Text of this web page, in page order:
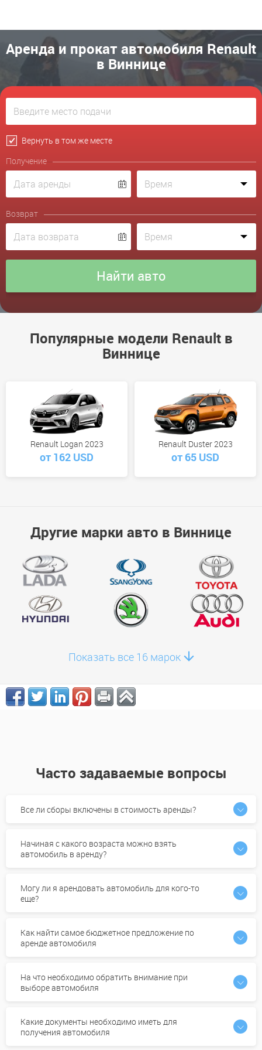
Аренда и прокат автомобиля Renault
в Виннице
Вернуть в том же месте
Получение
Возврат
Популярные модели Renault в
Виннице
Renault Logan 2023
от 162 USD
Renault Duster 2023
от 65 USD
Другие марки авто в Виннице
Показать все 16 марок
Часто задаваемые вопросы
Все ли сборы включены в стоимость аренды?
Начиная с какого возраста можно взять
автомобиль в аренду?
Могу ли я арендовать автомобиль для кого-то
еще?
Как найти самое бюджетное предложение по
аренде автомобиля
На что необходимо обратить внимание при
выборе автомобиля
Какие документы необходимо иметь для
получения автомобиля